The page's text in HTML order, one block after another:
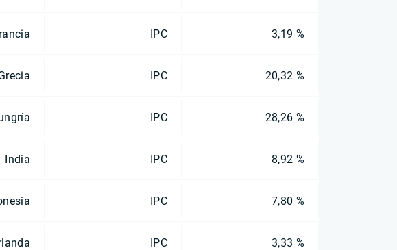
IPC 3,19 %
IPC 20,32 %
IPC 28,26 %
India IPC 8,92 %
IPC 7,80 %
IPC 3,33 %